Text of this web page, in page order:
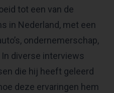
tot een van de
in Nederland, met een
ondernemerschap,
diverse interviews
die hij heeft geleerd
deze ervaringen hem